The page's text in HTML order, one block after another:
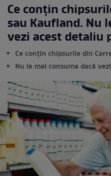
Ce conţin
sau Kaufland. Nu
vezi acest detaliu
Ce conţin chipsurile din
Nu le mai consuma dacă